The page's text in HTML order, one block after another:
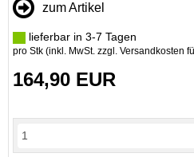
zum Artikel
lieferbar in 3-7 Tagen
pro Stk (inkl. MwSt. zzgl. Versandkosten
164,90 EUR